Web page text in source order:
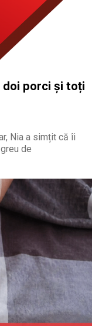
doi porci și toți
Nia a simțit că îi
de